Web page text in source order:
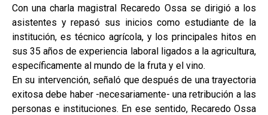
Con una charla magistral Recaredo Ossa se dirigió a los
asistentes y repasó sus inicios como estudiante de la
institución, es técnico agrícola, y los principales hitos en
sus 35 años de experiencia laboral ligados a la agricultura,
específicamente al mundo de la fruta y el vino.
En su intervención, señaló que después de una trayectoria
exitosa debe haber -necesariamente- una retribución a las
personas e instituciones. En ese sentido, Recaredo Ossa